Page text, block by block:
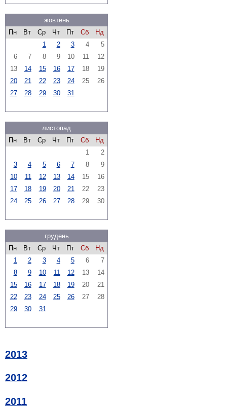
жовтень
Пн
Вт Ср Чт Пт Сб
Нд
1
2 3 4
5
6
7 8 9 10 11
12
13
14 15 16 17 18
19
20
21 22 23 24 25
26
27
28 29 30 31
листопад
Пн
Вт Ср Чт Пт Сб
Нд
1
2
3
4 5 6 7 8
9
10
11 12 13 14 15
16
17
18 19 20 21 22
23
24
25 26 27 28 29 30
грудень
Пн
Вт Ср Чт Пт Сб
Нд
1
2 3 4 5 6
7
8
9 10 11 12 13
14
15
16 17 18 19 20
21
22
23 24 25 26 27
28
29
30 31
2013
2012
2011